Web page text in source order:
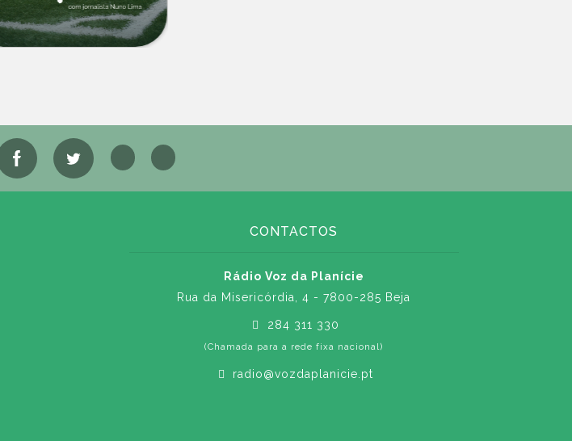
CONTACTOS
Rádio Voz da Planície
Rua da Misericórdia, 4 - 7800-285 Beja
284 311 330
(Chamada para a rede fixa nacional)
radio@vozdaplanicie.pt